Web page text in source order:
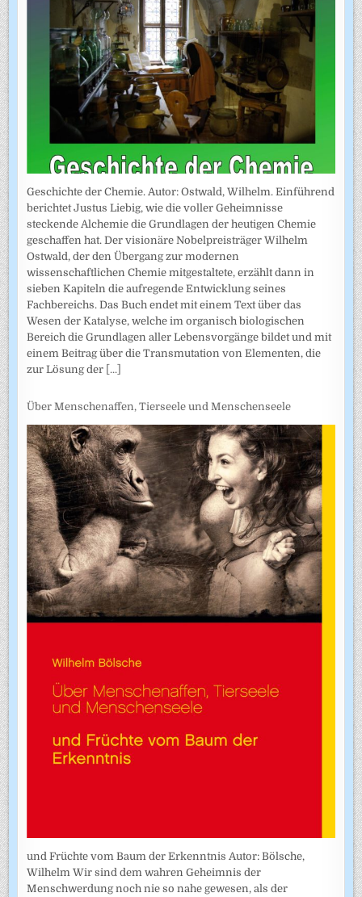
Geschichte der Chemie. Autor: Ostwald, Wilhelm. Einführend
berichtet Justus Liebig, wie die voller Geheimnisse
steckende Alchemie die Grundlagen der heutigen Chemie
geschaffen hat. Der visionäre Nobelpreisträger Wilhelm
Ostwald, der den Übergang zur modernen
wissenschaftlichen Chemie mitgestaltete, erzählt dann in
sieben Kapiteln die aufregende Entwicklung seines
Fachbereichs. Das Buch endet mit einem Text über das
Wesen der Katalyse, welche im organisch biologischen
Bereich die Grundlagen aller Lebensvorgänge bildet und mit
einem Beitrag über die Transmutation von Elementen, die
zur Lösung der [...]
Über Menschenaffen, Tierseele und Menschenseele
und Früchte vom Baum der Erkenntnis Autor: Bölsche,
Wilhelm Wir sind dem wahren Geheimnis der
Menschwerdung noch nie so nahe gewesen, als der